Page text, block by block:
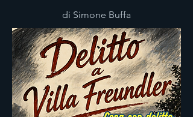
di Simone Buffa